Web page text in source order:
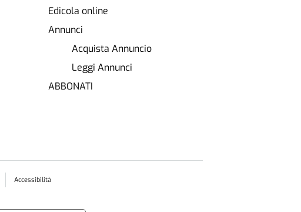
Edicola online
Annunci
Acquista Annuncio
Leggi Annunci
ABBONATI
Accessibilità